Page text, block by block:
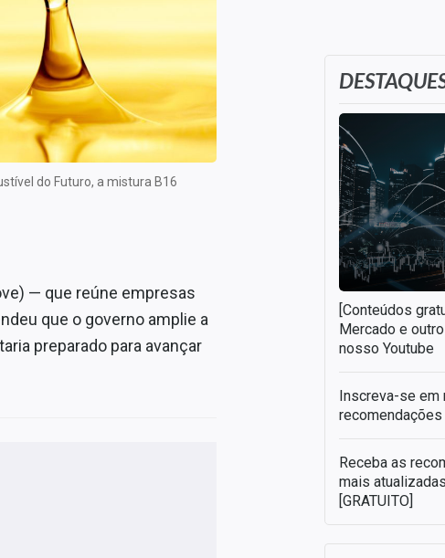
do Futuro, a mistura B16
— que reúne empresas
que o governo amplie a
preparado para avançar
[Conteúdos
Mercado e
nosso Youtube
Inscreva-se em
Receba as
mais
[GRATUITO]